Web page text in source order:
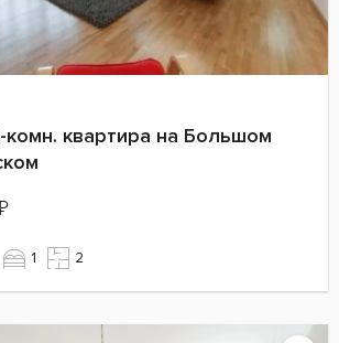
комн. квартира на Большом
1 2